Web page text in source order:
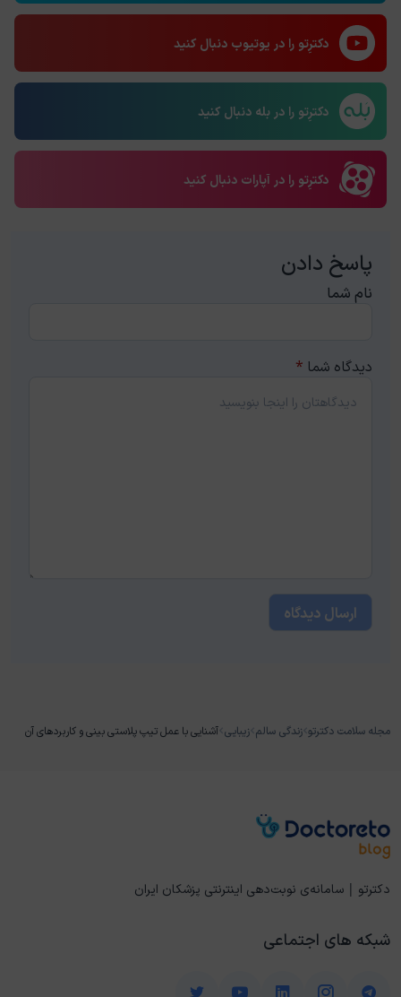
دکترِتو را در یوتیوب دنبال کنید
دکترِتو را در بله دنبال کنید
دکترِتو را در آپارات دنبال کنید
پاسخ دادن
نام شما
دیدگاه شما *
مجله سلامت دکترتو زندگی سالم زیبایی آشنایی با عمل تیپ پلاستی بینی و کاربردهای آن
دکترتو | سامانه‌ی نوبت‌دهی اینترنتی پزشکان ایران
شبکه های اجتماعی